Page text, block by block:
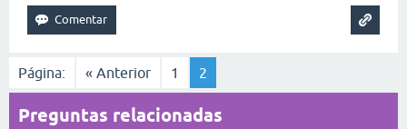
Página: « Anterior 1 2
Preguntas relacionadas